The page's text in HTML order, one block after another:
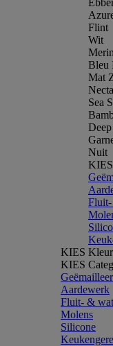
Flint
Wit
Bleu
Mat
Sea
Nuit
Fluit-
KIES Kleur
KIES
Aardewerk
Fluit- &
Molens
Silicone